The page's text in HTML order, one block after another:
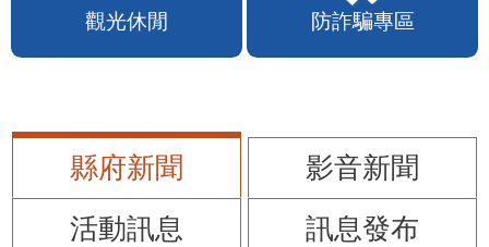
觀光休閒 防詐騙專區
縣府新聞
影音新聞
活動訊息
訊息發布